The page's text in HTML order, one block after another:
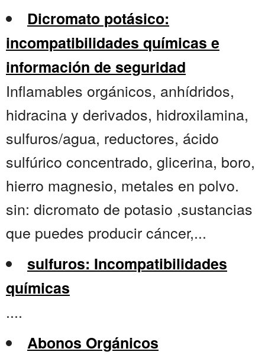
Dicromato potásico:
incompatibilidades químicas e
información de seguridad
Inflamables orgánicos, anhídridos,
hidracina y derivados, hidroxilamina,
sulfuros/agua, reductores, ácido
sulfúrico concentrado, glicerina, boro,
hierro magnesio, metales en polvo.
sin: dicromato de potasio ,sustancias
que puedes producir cáncer,...
sulfuros: Incompatibilidades
químicas
....
Abonos Orgánicos